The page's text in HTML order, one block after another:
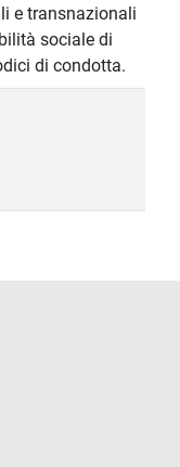
e transnazionali
sociale di
di condotta.